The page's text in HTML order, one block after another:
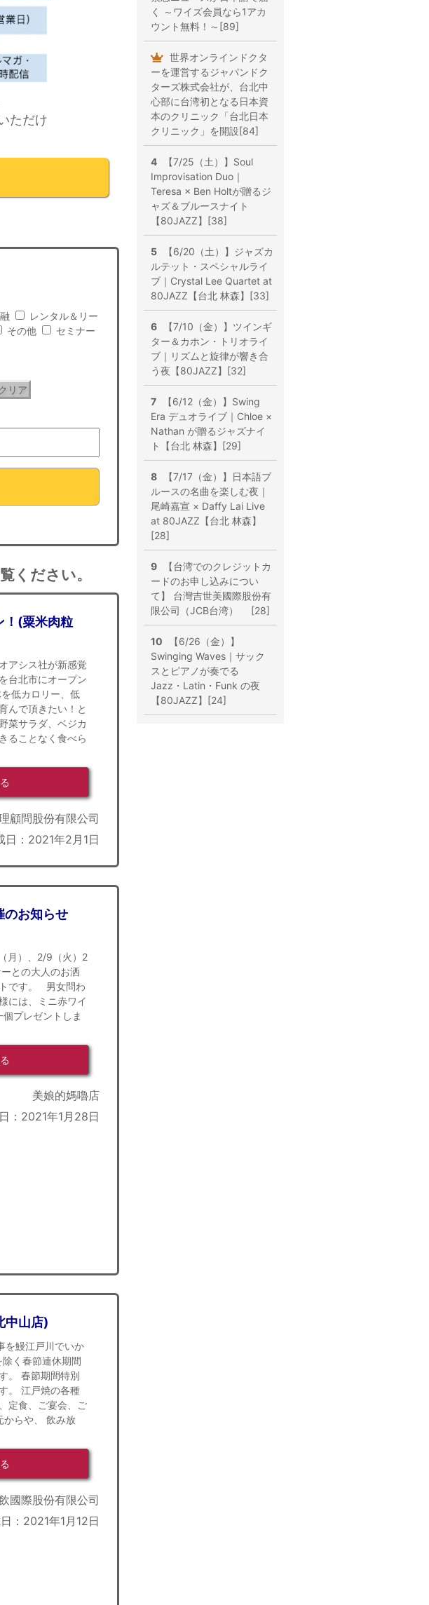
ただけ
レンタル＆リー
その他
セミナー
クリア
ください。
！(粟米肉粒
アシス社が新感覚
台北市にオープン
低カロリー、低
んで頂きたい！と
菜サラダ、ベジカ
ることなく食べら
顧問股份有限公司
日：2021年2月1日
のお知らせ
）、2/9（火）2
との大人のお洒
です。 男女問わ
には、ミニ赤ワイ
プレゼントしま
美娘的媽嚕店
：2021年1月28日
中山店)
を鰻江戸川でいか
く春節連休期間
。 春節期間特別
。 江戸焼の各種
定食、ご宴会、ご
からや、 飲み放
國際股份有限公司
：2021年1月12日
く ～ワイズ会員なら1アカ
ウント無料！～[89]
世界オンラインドクタ
ーを運営するジャパンドク
ターズ株式会社が、台北中
心部に台湾初となる日本資
本のクリニック「台北日本
クリニック」を開設[84]
4
【7/25（土）】Soul
Improvisation Duo｜
Teresa × Ben Holtが贈るジ
ャズ＆ブルースナイト
【80JAZZ】[38]
5
【6/20（土）】ジャズカ
ルテット・スペシャルライ
ブ｜Crystal Lee Quartet at
80JAZZ【台北 林森】[33]
6
【7/10（金）】ツインギ
ター＆カホン・トリオライ
ブ｜リズムと旋律が響き合
う夜【80JAZZ】[32]
7
【6/12（金）】Swing
Era デュオライブ｜Chloe ×
Nathan が贈るジャズナイ
ト【台北 林森】[29]
8
【7/17（金）】日本語ブ
ルースの名曲を楽しむ夜｜
尾崎嘉宣 × Daffy Lai Live
at 80JAZZ【台北 林森】
[28]
9
【台湾でのクレジットカ
ードのお申し込みについ
て】 台灣吉世美國際股份有
限公司（JCB台湾） [28]
10
【6/26（金）】
Swinging Waves｜サック
スとピアノが奏でる
Jazz・Latin・Funk の夜
【80JAZZ】[24]